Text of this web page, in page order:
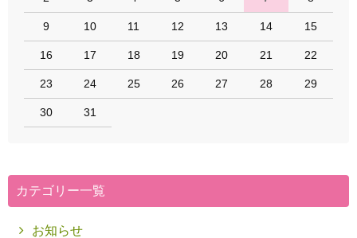
9 10 11 12 13 14 15
16 17 18 19 20 21 22
23 24 25 26 27 28 29
30 31
カテゴリー一覧
お知らせ